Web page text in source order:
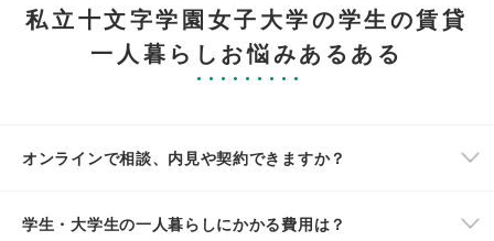
私立十文字学園女子大学の学生の賃貸
一人暮らしお悩みあるある
オンラインで相談、内見や契約できますか？
学生・大学生の一人暮らしにかかる費用は？